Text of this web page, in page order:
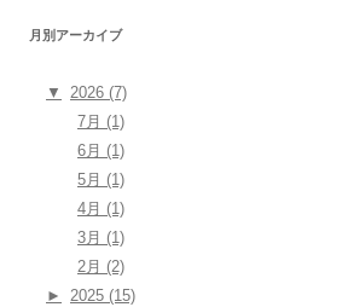
月別アーカイブ
▼
2026 (7)
7月 (1)
6月 (1)
5月 (1)
4月 (1)
3月 (1)
2月 (2)
►
2025 (15)